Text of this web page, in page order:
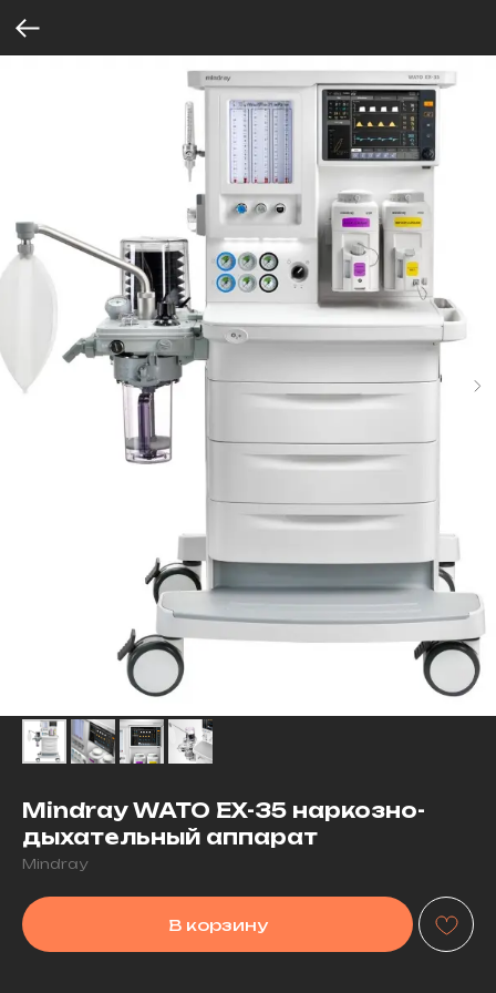
Mindray WATO EX-35 наркозно-
дыхательный аппарат
Mindray
В корзину